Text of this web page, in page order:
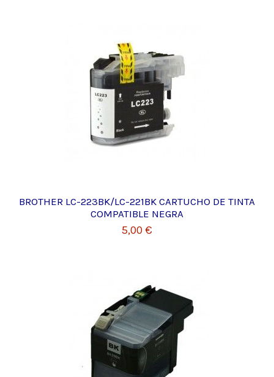
BROTHER LC-223BK/LC-221BK CARTUCHO DE TINTA
COMPATIBLE NEGRA
5,00 €